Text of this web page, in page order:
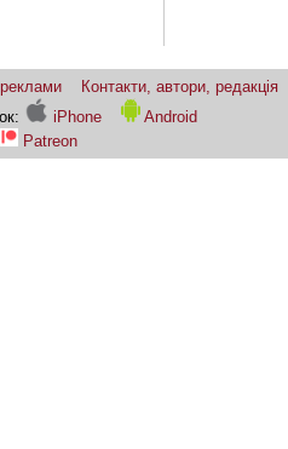
Контакти, автори, редакція
iPhone
Android
Patreon